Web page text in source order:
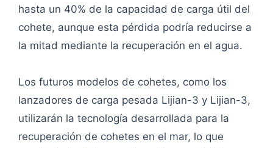
hasta un 40% de la capacidad de carga útil del
cohete, aunque esta pérdida podría reducirse a
la mitad mediante la recuperación en el agua.
Los futuros modelos de cohetes, como los
lanzadores de carga pesada Lijian-3 y Lijian-3,
utilizarán la tecnología desarrollada para la
recuperación de cohetes en el mar, lo que